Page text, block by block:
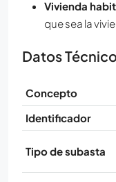
Vivienda
que sea la
Datos
Concepto
Identificador
Tipo de subasta